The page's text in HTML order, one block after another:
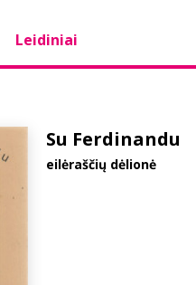
Leidiniai
Su Ferdinandu
eilėraščių dėlionė